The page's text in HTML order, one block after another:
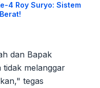
4 Roy Suryo: Sistem
dan Bapak
tidak melanggar
tegas